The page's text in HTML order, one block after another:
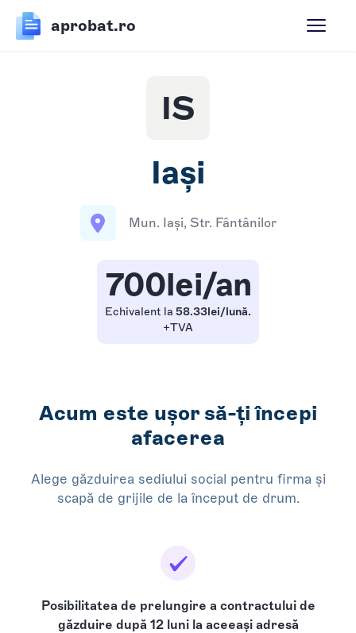
aprobat.ro
IS
Iași
Mun. Iași, Str. Fântânilor
700lei/an
Echivalent la 58.33lei/lună.
+TVA
Acum este ușor să-ți începi
afacerea
Alege găzduirea sediului social pentru firma și
scapă de grijile de la început de drum.
Posibilitatea de prelungire a contractului de
găzduire după 12 luni la aceeași adresă